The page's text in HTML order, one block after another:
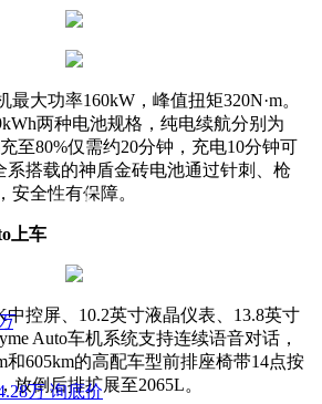
大功率160kW，峰值扭矩320N·m。
两种电池规格，纯电续航分别为
至80%仅需约20分钟，充电10分钟可
系搭载的神盾金砖电池通过针刺、枪
安全性有保障。
上车
中控屏、10.2英寸液晶仪表、13.8英寸
Auto车机系统支持连续语音对话，
和605km的高配车型前排座椅带14点按
放倒后排扩展至2065L。
万 询底价